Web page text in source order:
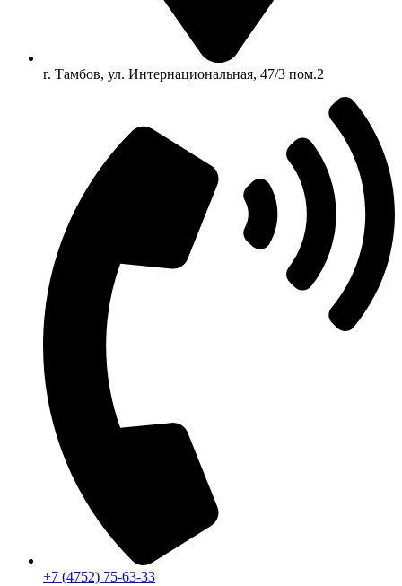
г. Тамбов, ул. Интернациональная, 47/3 пом.2
+7 (4752) 75-63-33